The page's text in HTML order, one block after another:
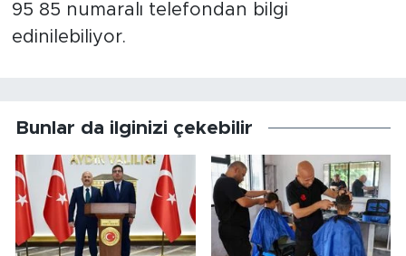
95 85 numaralı telefondan bilgi
edinilebiliyor.
Bunlar da ilginizi çekebilir